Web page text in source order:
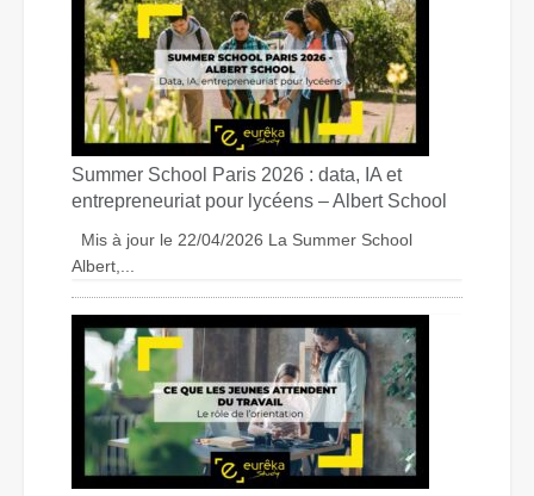
Summer School Paris 2026 : data, IA et
entrepreneuriat pour lycéens – Albert School
Mis à jour le 22/04/2026 La Summer School
Albert,...